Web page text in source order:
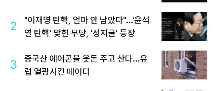
2
"이재명 탄핵, 얼마 안 남았다"...'윤석
열 탄핵' 맞힌 무당, '성지글' 등장
3
중국산 에어콘을 웃돈 주고 산다...유
럽 열광시킨 메이디